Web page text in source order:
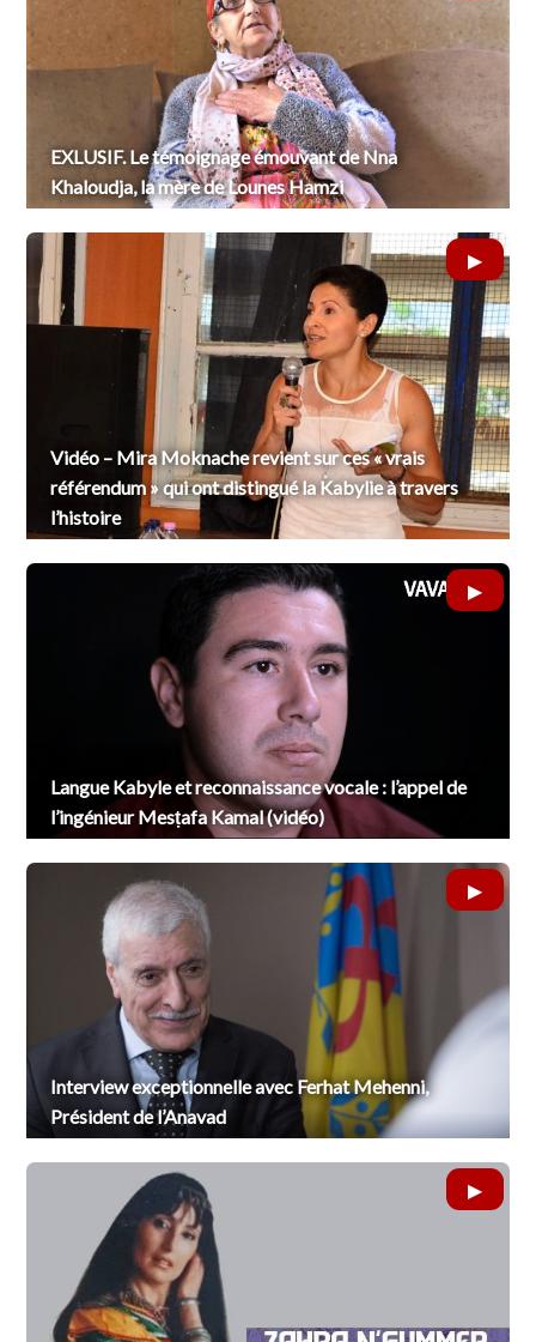
EXLUSIF. Le témoignage émouvant de Nna
Khaloudja, la mère de Lounes Hamzi
Vidéo – Mira Moknache revient sur ces « vrais
référendum » qui ont distingué la Kabylie à travers
l’histoire
Langue Kabyle et reconnaissance vocale : l’appel de
l’ingénieur Mesṭafa Kamal (vidéo)
Interview exceptionnelle avec Ferhat Mehenni,
Président de l’Anavad